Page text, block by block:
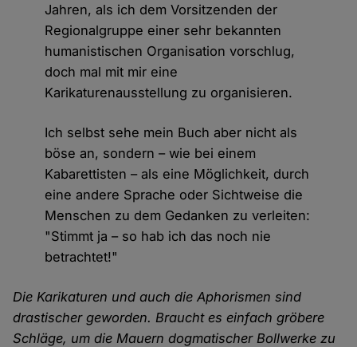
Jahren, als ich dem Vorsitzenden der
Regionalgruppe einer sehr bekannten
humanistischen Organisation vorschlug,
doch mal mit mir eine
Karikaturenausstellung zu organisieren.
Ich selbst sehe mein Buch aber nicht als
böse an, sondern – wie bei einem
Kabarettisten – als eine Möglichkeit, durch
eine andere Sprache oder Sichtweise die
Menschen zu dem Gedanken zu verleiten:
"Stimmt ja – so hab ich das noch nie
betrachtet!"
Die Karikaturen und auch die Aphorismen sind
drastischer geworden. Braucht es einfach gröbere
Schläge, um die Mauern dogmatischer Bollwerke zu